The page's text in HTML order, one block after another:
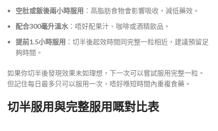
空肚或飯後兩小時服用 ：高脂肪食物會影響吸收，減低藥效。
配合300毫升溫水 ：唔好配果汁、咖啡或酒精飲品。
提前1.5小時服用 ：切半後起效時間同完整一粒相近，建議預留足
夠時間。
如果你切半後發現效果未如理想，下一次可以嘗試服用完整一粒。
但記住每日最多只可以服用一次，唔好喺短時間內重複食藥。
切半服用與完整服用嘅對比表